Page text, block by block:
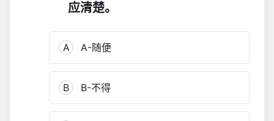
应清楚。
A A-随便
B B-不得